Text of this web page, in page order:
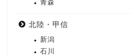
青森
北陸・甲信
新潟
石川